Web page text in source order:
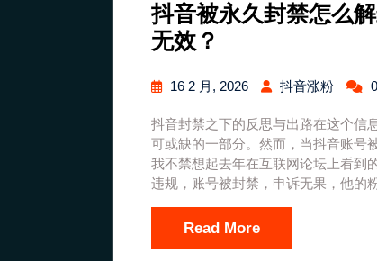
抖音被永久封禁怎么
无效？
16 2 月, 2026 抖音涨粉
抖音封禁之下的反思与出路在这个信
可或缺的一部分。然而，当抖音账号
我不禁想起去年在互联网论坛上看到
违规，账号被封禁，申诉无果，他的
Read More